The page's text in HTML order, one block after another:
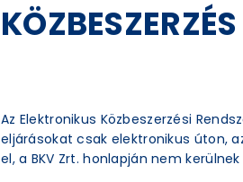
KÖZBESZERZÉS
Az Elektronikus Közbeszerzési
eljárásokat csak elektronikus úton,
el, a BKV Zrt. honlapján nem